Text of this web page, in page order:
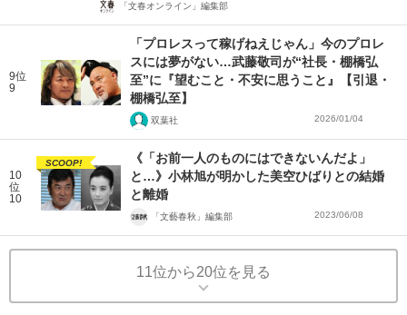
「文春オンライン」編集部
9位
9
「プロレスって稼げねえじゃん」今のプロレ
スには夢がない…武藤敬司が“社長・棚橋弘
至”に『望むこと・不安に思うこと』【引退・
棚橋弘至】
双葉社 2026/01/04
10
位
10
SCOOP!
《「お前一人のものにはできないんだよ」
と…》小林旭が明かした美空ひばりとの結婚
と離婚
「文藝春秋」編集部 2023/06/08
11位から20位を見る